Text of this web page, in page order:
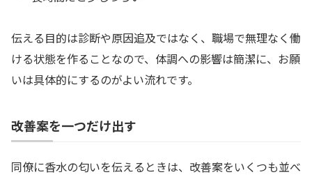
伝える目的は診断や原因追及ではなく、職場で無理なく働
ける状態を作ることなので、体調への影響は簡潔に、お願
いは具体的にするのがよい流れです。
改善案を一つだけ出す
同僚に香水の匂いを伝えるときは、改善案をいくつも並べ